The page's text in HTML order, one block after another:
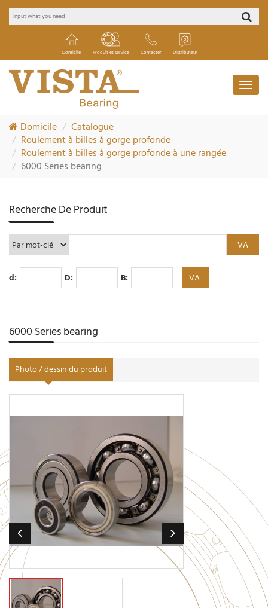
Domicile Produit et service Contacter Distributeur
Domicile
Catalogue
Roulement à billes à gorge profonde
Roulement à billes à gorge profonde à une rangée
6000 Series bearing
Recherche De Produit
d: D: B:
6000 Series bearing
Photo / dessin du produit